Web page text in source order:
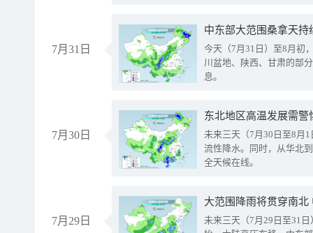
7月31日
中东部大范围桑拿天
今天（7月31日）至8月初
川盆地、陕西、甘肃的部
息。
7月30日
东北地区高温发展需
未来三天（7月30日至8月
流性降水。同时，从华北
全天候在线。
7月29日
大范围降雨将贯穿南
未来三天（7月29日至31